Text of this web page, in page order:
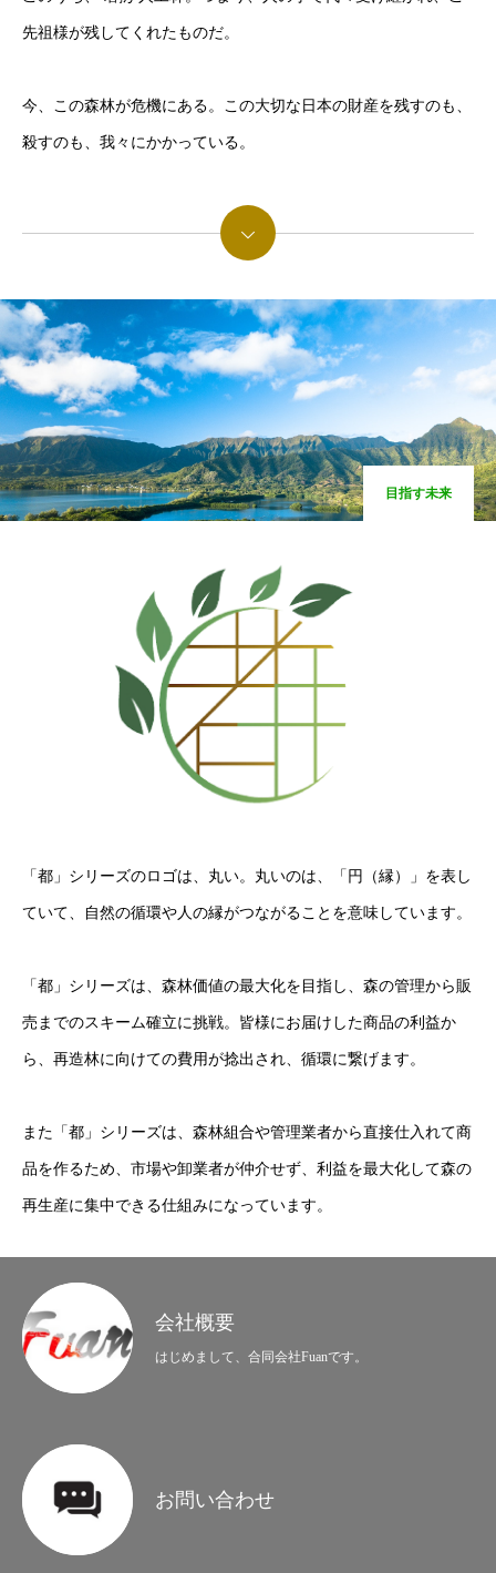
ホーム
会社概要 事業内容 お問合せ
先祖様が残してくれたものだ。
今、この森林が危機にある。この大切な日本の財産を残すのも、
殺すのも、我々にかかっている。
続きを読む
目指す未来
「都」シリーズのロゴは、丸い。丸いのは、「円（縁）」を表し
ていて、自然の循環や人の縁がつながることを意味しています。
「都」シリーズは、森林価値の最大化を目指し、森の管理から販
売までのスキーム確立に挑戦。皆様にお届けした商品の利益か
ら、再造林に向けての費用が捻出され、循環に繋げます。
また「都」シリーズは、森林組合や管理業者から直接仕入れて商
品を作るため、市場や卸業者が仲介せず、利益を最大化して森の
再生産に集中できる仕組みになっています。
会社概要
はじめまして、合同会社Fuanです。
お問い合わせ